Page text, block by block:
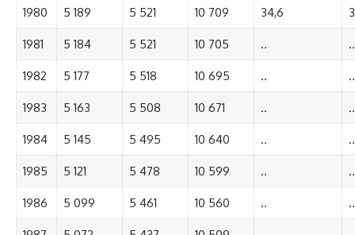
1980 5 189 5 521 10 709 34,6
1981 5 184 5 521 10 705 .. ..
1982 5 177 5 518 10 695 .. ..
1983 5 163 5 508 10 671 .. ..
1984 5 145 5 495 10 640 .. ..
1985 5 121 5 478 10 599 .. ..
1986 5 099 5 461 10 560 .. ..